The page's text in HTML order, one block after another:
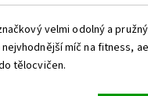
velmi odolný a
míč na fitness,
tělocvičen.